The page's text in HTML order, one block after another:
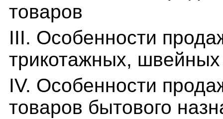
товаров
III. Особенности
трикотажных,
IV. Особенности
товаров бытового